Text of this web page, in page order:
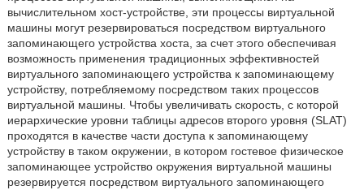
вычислительном хост-устройстве, эти процессы виртуальной
машины могут резервироваться посредством виртуального
запоминающего устройства хоста, за счет этого обеспечивая
возможность применения традиционных эффективностей
виртуального запоминающего устройства к запоминающему
устройству, потребляемому посредством таких процессов
виртуальной машины. Чтобы увеличивать скорость, с которой
иерархические уровни таблицы адресов второго уровня (SLAT)
проходятся в качестве части доступа к запоминающему
устройству в таком окружении, в котором гостевое физическое
запоминающее устройство окружения виртуальной машины
резервируется посредством виртуального запоминающего